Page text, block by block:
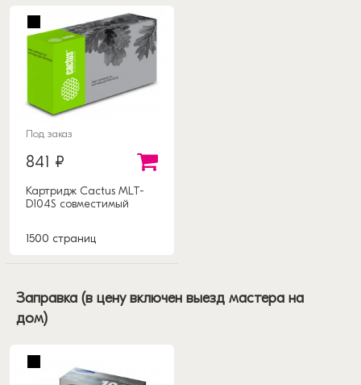
Под заказ
841 ₽
Картридж Cactus MLT-
D104S совместимый
1500 страниц
Заправка (в цену включен выезд мастера на
дом)